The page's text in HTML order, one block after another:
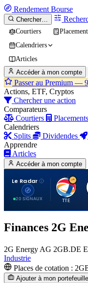
Rendement Bourse
Chercher…
Courtiers
Calendriers
Articles
Accéder à mon compte
Passer au Premium —
Actions, ETF, Cryptos
Chercher une action
Comparateurs
Courtiers
Placements
Calendriers
Splits
Dividendes
Apprendre
Articles
Accéder à mon compte
Le Radar
20 SIGNAUX
T
TTE
Finances 2G
2G Energy AG 2GB.DE
Industrie
Places de cotation :
Ajouter à mon portefeuille